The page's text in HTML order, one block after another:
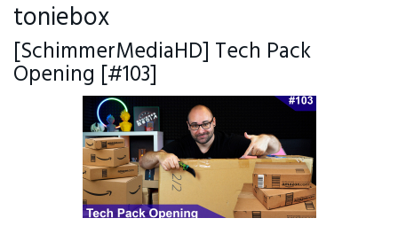
toniebox
[SchimmerMediaHD] Tech Pack
Opening [#103]